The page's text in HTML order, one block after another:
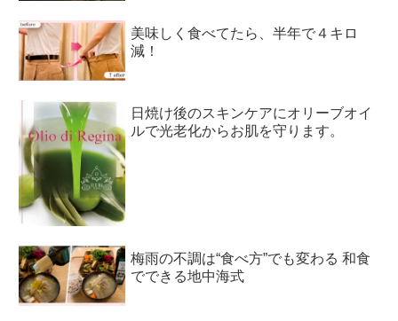
美味しく食べてたら、半年で４キロ
減！
日焼け後のスキンケアにオリーブオイ
ルで光老化からお肌を守ります。
梅雨の不調は“食べ方”でも変わる 和食
でできる地中海式